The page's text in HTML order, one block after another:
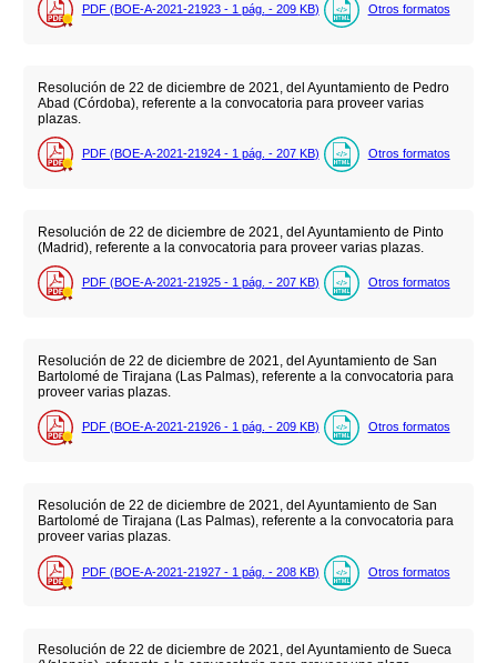
PDF (BOE-A-2021-21923 - 1 pág. - 209 KB) Otros formatos
Resolución de 22 de diciembre de 2021, del Ayuntamiento de Pedro
Abad (Córdoba), referente a la convocatoria para proveer varias
plazas.
PDF (BOE-A-2021-21924 - 1 pág. - 207 KB) Otros formatos
Resolución de 22 de diciembre de 2021, del Ayuntamiento de Pinto
(Madrid), referente a la convocatoria para proveer varias plazas.
PDF (BOE-A-2021-21925 - 1 pág. - 207 KB) Otros formatos
Resolución de 22 de diciembre de 2021, del Ayuntamiento de San
Bartolomé de Tirajana (Las Palmas), referente a la convocatoria para
proveer varias plazas.
PDF (BOE-A-2021-21926 - 1 pág. - 209 KB) Otros formatos
Resolución de 22 de diciembre de 2021, del Ayuntamiento de San
Bartolomé de Tirajana (Las Palmas), referente a la convocatoria para
proveer varias plazas.
PDF (BOE-A-2021-21927 - 1 pág. - 208 KB) Otros formatos
Resolución de 22 de diciembre de 2021, del Ayuntamiento de Sueca